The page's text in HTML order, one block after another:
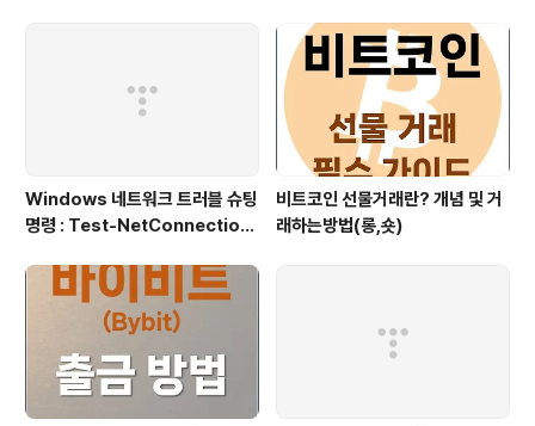
Windows 네트워크 트러블 슈팅
명령 : Test-NetConnection
비트코인 선물거래란? 개념 및 거
래하는방법(롱,숏)